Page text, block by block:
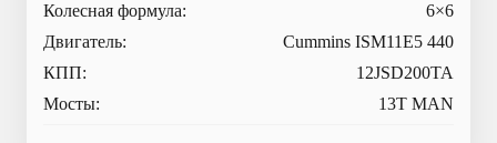
Колесная формула:
6×6
Двигатель:
Cummins ISM11E5 440
КПП:
12JSD200TA
Мосты:
13T MAN